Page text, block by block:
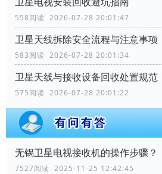
558阅读 2026-07-28 20:01:47
卫星天线拆除安全流程与注意事项
583阅读 2026-07-28 20:01:34
卫星天线与接收设备回收处置规范
575阅读 2026-07-28 20:01:22
无锅卫星电视接收机的操作步骤？
7527阅读 2025-11-25 12:42:45